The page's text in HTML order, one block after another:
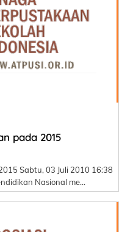
pada 2015
Sabtu, 03 Juli 2010 16:38
Nasional me…